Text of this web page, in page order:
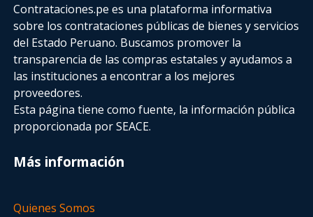
Contrataciones.pe es una plataforma informativa
sobre los contrataciones públicas de bienes y servicios
del Estado Peruano. Buscamos promover la
transparencia de las compras estatalesy ayudamos a
las instituciones a encontrar a los mejores
proveedores.
Esta página tiene como fuente, la información pública
proporcionada por SEACE.
Más información
Quienes Somos